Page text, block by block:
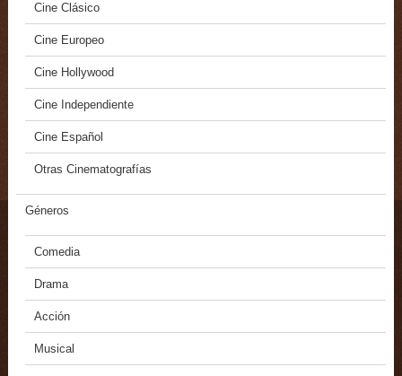
Cine Clásico
Cine Europeo
Cine Hollywood
Cine Independiente
Cine Español
Otras Cinematografías
Géneros
Comedia
Drama
Acción
Musical